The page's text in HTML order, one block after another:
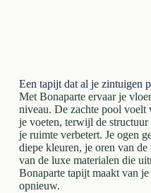
Een tapijt dat al je zintuigen
Met Bonaparte ervaar je
niveau. De zachte pool voelt
je voeten, terwijl de
je ruimte verbetert. Je ogen
diepe kleuren, je oren van
van de luxe materialen die
Bonaparte tapijt maakt van
opnieuw.